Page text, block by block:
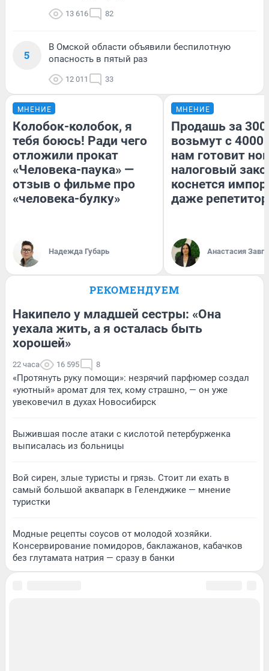
13 616 82
5
В Омской области объявили беспилотную
опасность в пятый раз
12 011 33
МНЕНИЕ
Колобок-колобок, я
тебя боюсь! Ради чего
отложили прокат
«Человека-паука» —
отзыв о фильме про
«человека-булку»
Надежда Губарь
МНЕНИЕ
Продашь за
возьмут с
нам готовит
налоговый
коснется
даже
Анастасия
РЕКОМЕНДУЕМ
Накипело у младшей сестры: «Она
уехала жить, а я осталась быть
хорошей»
22 часа 16 595 8
«Протянуть руку помощи»: незрячий парфюмер создал
«уютный» аромат для тех, кому страшно, — он уже
увековечил в духах Новосибирск
Выжившая после атаки с кислотой петербурженка
выписалась из больницы
Вой сирен, злые туристы и грязь. Стоит ли ехать в
самый большой аквапарк в Геленджике — мнение
туристки
Модные рецепты соусов от молодой хозяйки.
Консервирование помидоров, баклажанов, кабачков
без глутамата натрия — сразу в банки